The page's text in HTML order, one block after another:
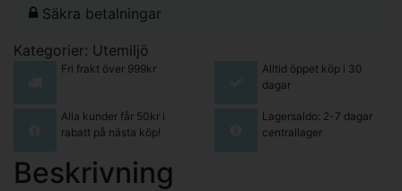
Säkra betalningar
Kategorier: Utemiljö
Fri frakt över 999kr
Alltid öppet köp i 30
dagar
Alla kunder får 50kr i
rabatt på nästa köp!
Lagersaldo: 2-7 dagar
centrallager
Beskrivning